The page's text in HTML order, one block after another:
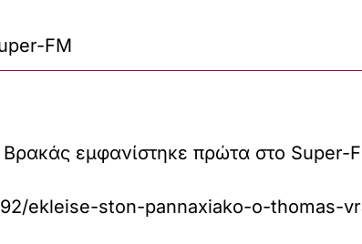
FM
εμφανίστηκε πρώτα στο Super-
ekleise-ston-pannaxiako-o-thomas-